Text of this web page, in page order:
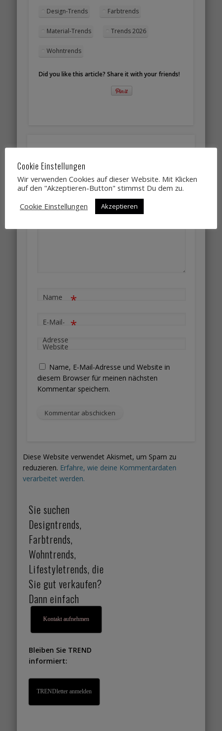
Design-Trends Farbtrends
Material-Trends Trends 2026
Wohntrends
Did you like this article? Share it with your friends!
Deine E-Mail-Adresse wird nicht veröffentlicht.
Erforderliche Felder sind mit*markiert
Kommentar
*
Name *
E-Mail-
Adresse
*
Website
Name, E-Mail-Adresse und Website in
diesem Browser für meinen nächsten
Kommentar speichern.
Diese Website verwendet Akismet, um Spam zu
reduzieren. Erfahre, wie deine Kommentardaten
verarbeitet werden.
Sie suchen
Designtrends,
Farbtrends,
Wohntrends,
Lifestyletrends, die
Sie gut verkaufen?
Dann einfach
Kontakt aufnehmen
Bleiben Sie TREND
informiert:
TRENDletter anmelden
Cookie Einstellungen
Wir verwenden Cookies auf dieser Website. Mit Klicken
auf den "Akzeptieren-Button" stimmst Du dem zu.
Cookie Einstellungen
Akzeptieren